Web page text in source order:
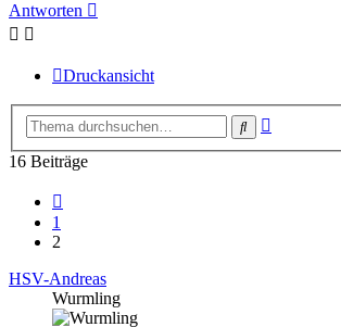
Antworten
Druckansicht
Suche
16 Beiträge
1
2
HSV-Andreas
Wurmling